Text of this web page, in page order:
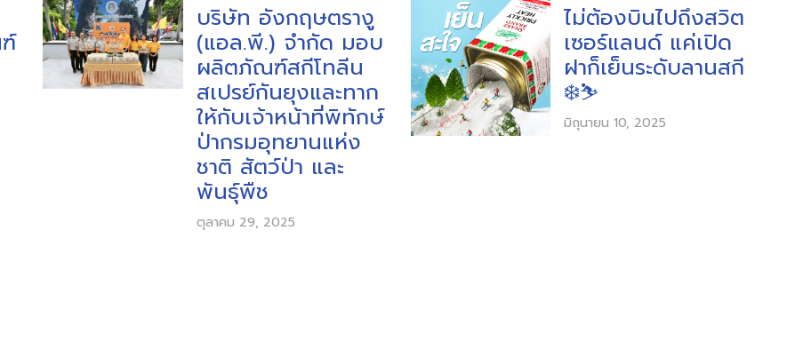
บริษัท อังกฤษตรางู
(แอล.พี.) จำกัด มอบ
ผลิตภัณฑ์สกีโทลีน
สเปรย์กันยุงและทาก
ให้กับเจ้าหน้าที่พิทักษ์
ป่ากรมอุทยานแห่ง
ชาติ สัตว์ป่า และ
พันธุ์พืช
ตุลาคม 29, 2025
ไม่ต้องบินไปถึงสวิต
เซอร์แลนด์ แค่เปิด
ฝาก็เย็นระดับลานสกี
❄️⛷️
มิถุนายน 10, 2025